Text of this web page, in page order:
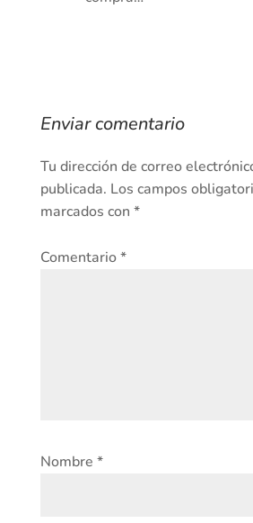
Enviar comentario
Tu dirección de correo
publicada. Los campos
marcados con *
Comentario*
Nombre *